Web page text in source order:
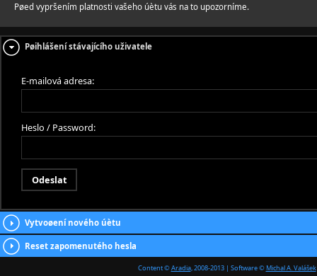
Pøed vypršením platnosti vašeho úètu vás na to upozorníme.
Pøihlášení stávajícího uživatele
E-mailová adresa:
Heslo / Password:
Vytvoøení nového úètu
Reset zapomenutého hesla
Content ©Aradia, 2008-2013 | Software ©Michal A. Valášek